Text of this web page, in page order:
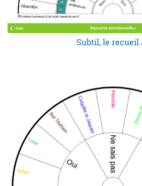
Subtil, le recueil